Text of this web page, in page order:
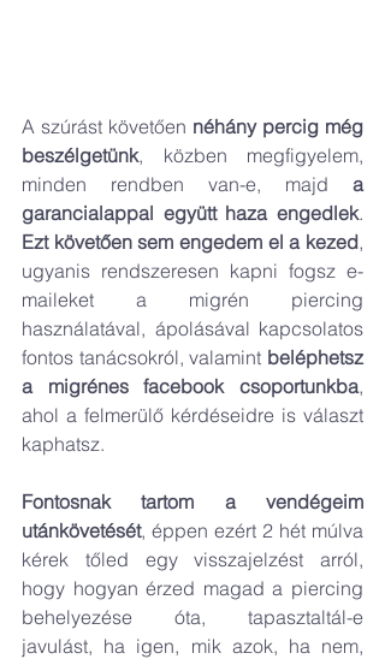
A szúrást követően néhány percig még
beszélgetünk, közben megfigyelem,
minden rendben van-e, majd a
garancialappal együtt haza engedlek
Ezt követően sem engedem el a kezed,
ugyanis rendszeresen kapni fogsz e-
maileket a migrén piercing
használatával, ápolásával kapcsolatos
fontos tanácsokról, valamint beléphetsz
a migrénes facebook csoportunkba,
ahol a felmerülő kérdéseidre is választ
kaphatsz.
Fontosnak tartom a vendégeim
utánkövetését, éppen ezért 2 hét múlva
kérek tőled egy visszajelzést arról,
hogy hogyan érzed magad a piercing
behelyezése óta, tapasztaltál-e
javulást, ha igen, mik azok, ha nem,